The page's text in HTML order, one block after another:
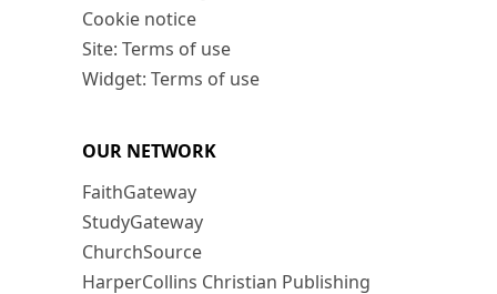
Cookie notice
Site: Terms of use
Widget: Terms of use
OUR NETWORK
FaithGateway
StudyGateway
ChurchSource
HarperCollins Christian Publishing